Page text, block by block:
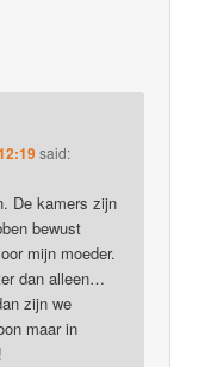
said:
De kamers zijn
bewust
mijn moeder.
dan alleen…
zijn we
maar in